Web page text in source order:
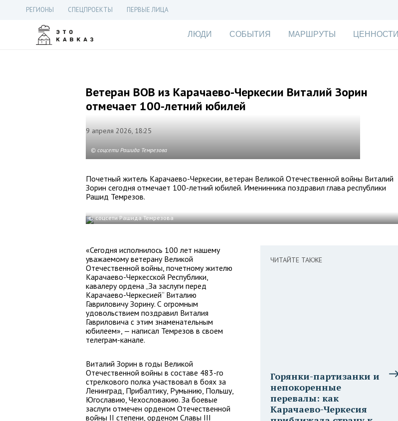
РЕГИОНЫ СПЕЦПРОЕКТЫ ПЕРВЫЕ ЛИЦА
ЛЮДИ СОБЫТИЯ МАРШРУТЫ ЦЕННОСТИ
Ветеран ВОВ из Карачаево-Черкесии Виталий Зорин
отмечает 100-летний юбилей
9 апреля 2026, 18:25
© соцсети Рашида Темрезова
Почетный житель Карачаево-Черкесии, ветеран Великой Отечественной войны Виталий
Зорин сегодня отмечает 100-летний юбилей. Именинника поздравил глава республики
Рашид Темрезов.
© соцсети Рашида Темрезова
ЧИТАЙТЕ ТАКЖЕ
Горянки-партизанки и
непокоренные
перевалы: как
Карачаево-Черкесия
«Сегодня исполнилось 100 лет нашему
уважаемому ветерану Великой
Отечественной войны, почетному жителю
Карачаево-Черкесской Республики,
кавалеру ордена „За заслуги перед
Карачаево-Черкесией“ Виталию
Гавриловичу Зорину. С огромным
удовольствием поздравил Виталия
Гавриловича с этим знаменательным
юбилеем», — написал Темрезов в своем
телеграм-канале.
Виталий Зорин в годы Великой
Отечественной войны в составе 483-го
стрелкового полка участвовал в боях за
Ленинград, Прибалтику, Румынию, Польшу,
Югославию, Чехословакию. За боевые
заслуги отмечен орденом Отечественной
войны II степени, орденом Славы III